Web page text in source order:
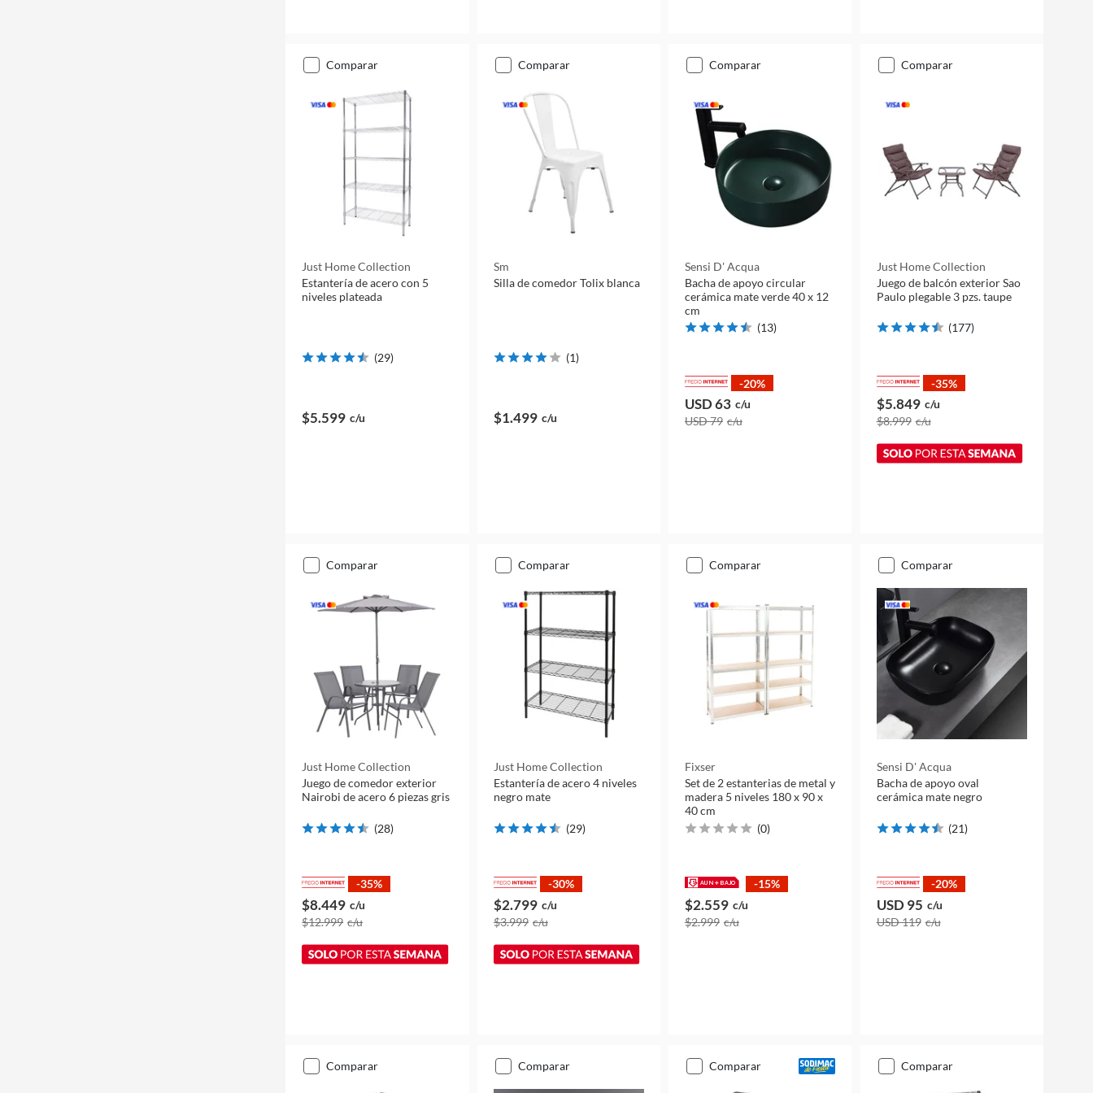
comparar
Just Home Collection
Estantería de acero con 5
niveles plateada
(29)
$5.599 c/u
comparar
Sm
Silla de comedor Tolix blanca
(1)
$1.499 c/u
comparar
Sensi D' Acqua
Bacha de apoyo circular
cerámica mate verde 40 x 12
cm
(13)
-20%
USD 63 c/u
USD 79 c/u
comparar
Just Home Collection
Juego de balcón exterior Sao
Paulo plegable 3 pzs. taupe
(177)
-35%
$5.849 c/u
$8.999 c/u
comparar
Just Home Collection
Juego de comedor exterior
Nairobi de acero 6 piezas gris
(28)
-35%
$8.449 c/u
$12.999 c/u
comparar
Just Home Collection
Estantería de acero 4 niveles
negro mate
(29)
-30%
$2.799 c/u
$3.999 c/u
comparar
Fixser
Set de 2 estanterias de metal y
madera 5 niveles 180 x 90 x
40 cm
(0)
-15%
$2.559 c/u
$2.999 c/u
comparar
Sensi D' Acqua
Bacha de apoyo oval
cerámica mate negro
(21)
-20%
USD 95 c/u
USD 119 c/u
comparar comparar comparar comparar